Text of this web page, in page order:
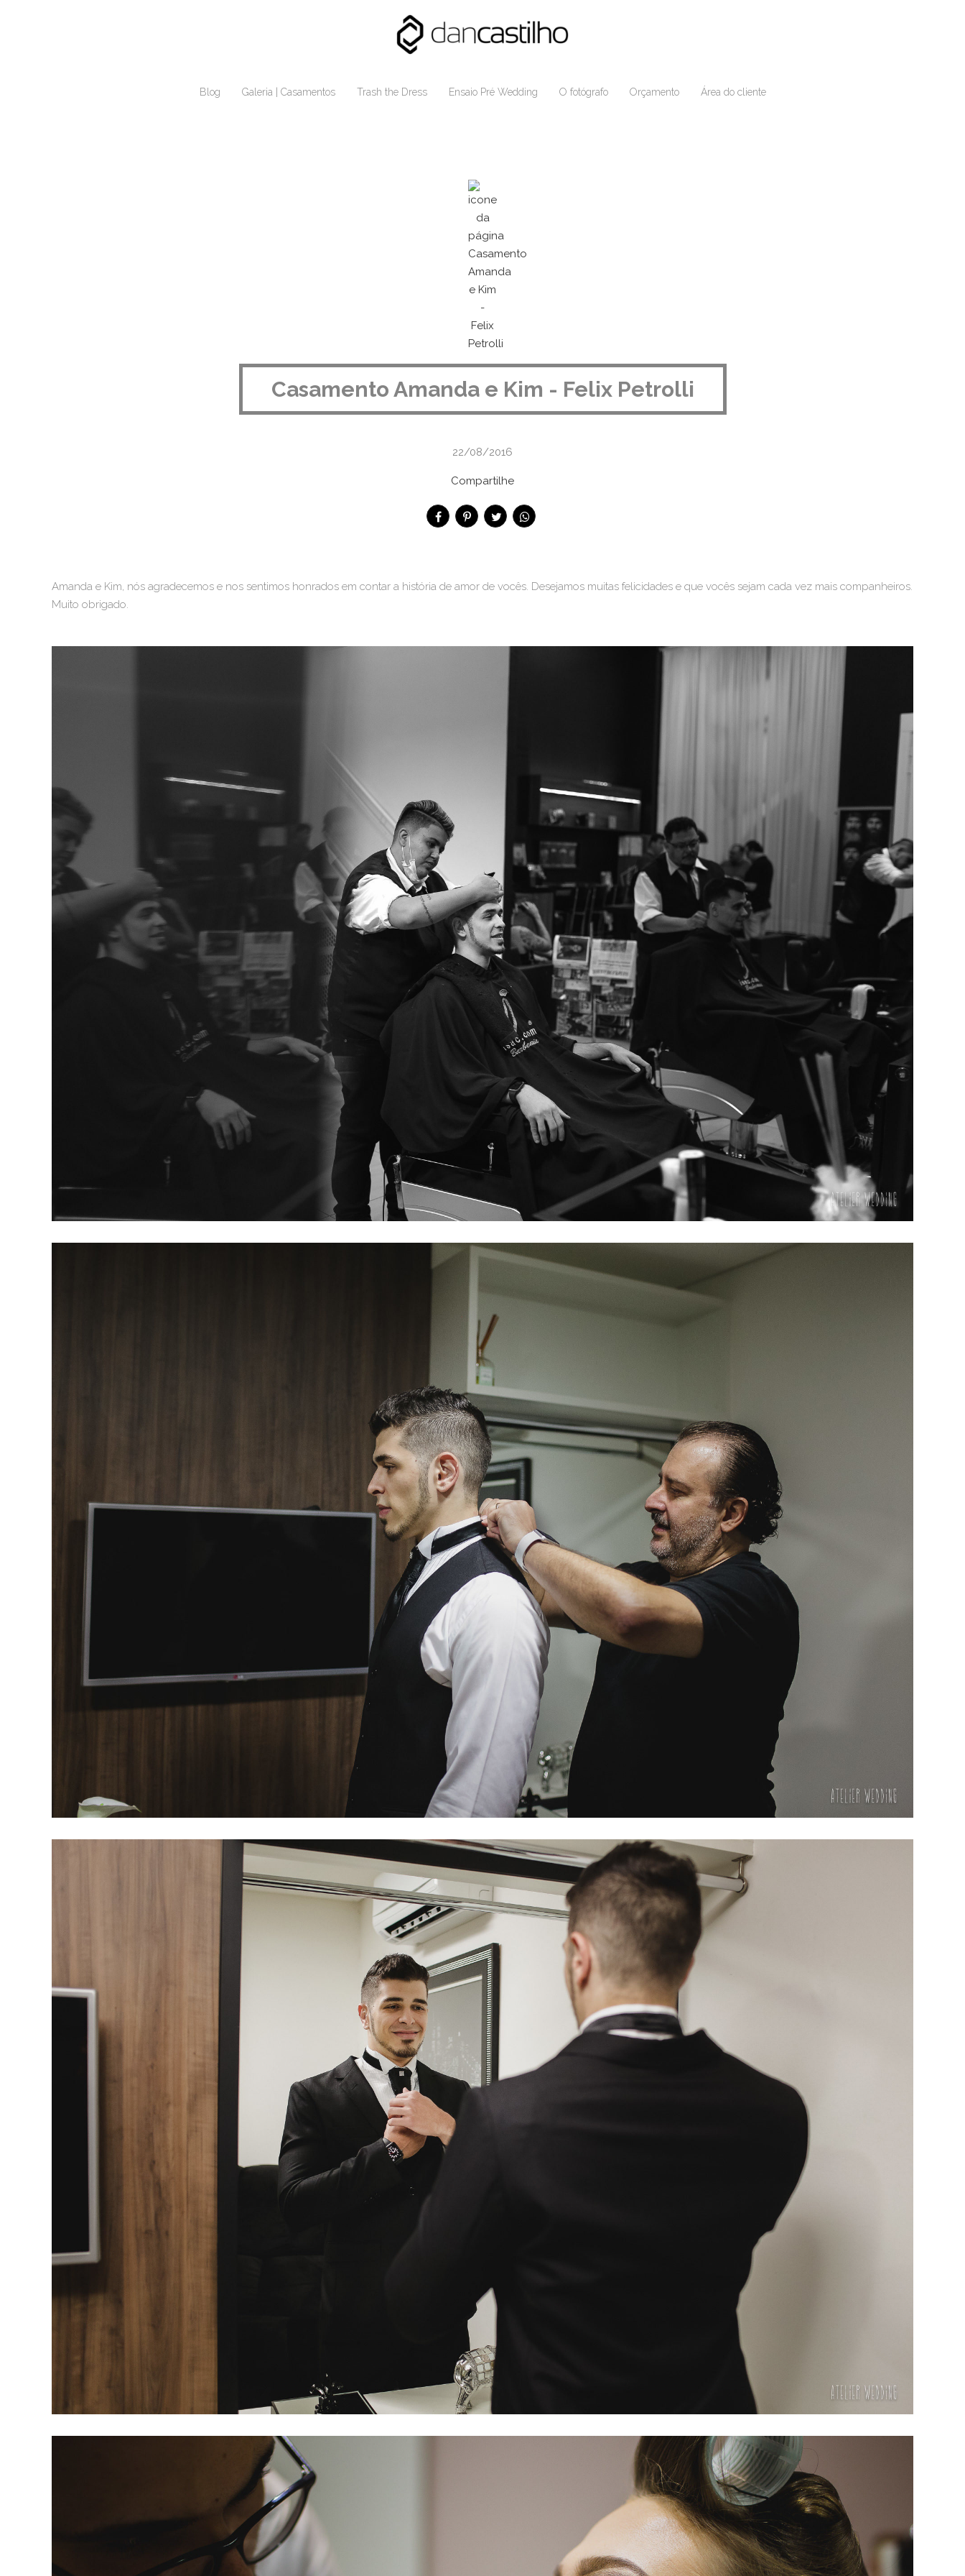
Blog Galeria | Casamentos Trash the Dress Ensaio Pré Wedding O fotógrafo Orçamento Área do cliente
Casamento Amanda e Kim - Felix Petrolli
22/08/2016
Compartilhe
Amanda e Kim, nós agradecemos e nos sentimos honrados em contar a história de amor de vocês. Desejamos muitas felicidades e que vocês sejam cada vez mais companheiros.
Muito obrigado.